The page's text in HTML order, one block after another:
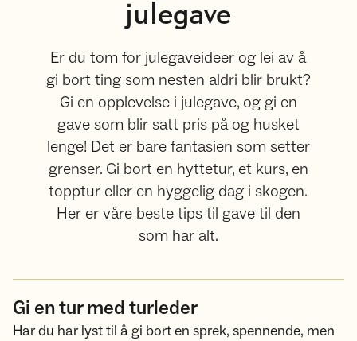
julegave
Er du tom for julegaveideer og lei av å
gi bort ting som nesten aldri blir brukt?
Gi en opplevelse i julegave, og gi en
gave som blir satt pris på og husket
lenge! Det er bare fantasien som setter
grenser. Gi bort en hyttetur, et kurs, en
topptur eller en hyggelig dag i skogen.
Her er våre beste tips til gave til den
som har alt.
Gi en tur med turleder
Har du har lyst til å gi bort en sprek, spennende, men